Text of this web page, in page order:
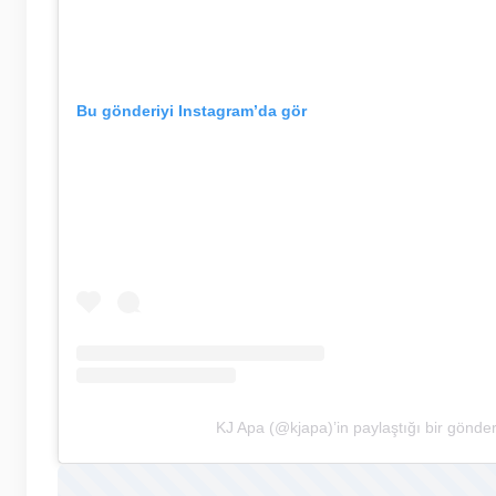
Bu gönderiyi Instagram’da gör
KJ Apa (@kjapa)’in paylaştığı bir